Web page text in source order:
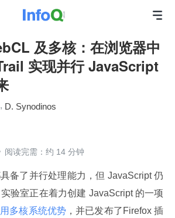
及多核：在浏览器中
实现并行 JavaScript
D. Synodinos
阅读完需：约 14 分钟
备了并行处理能力，但 JavaScript 仍
验室正在着力创建 JavaScript 的一项
多核系统优势 ，并已发布了Firefox 插